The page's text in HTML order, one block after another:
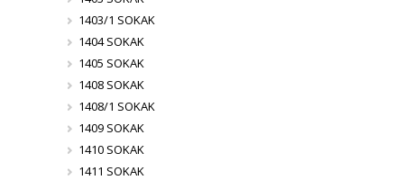
1403/1 SOKAK
1404 SOKAK
1405 SOKAK
1408 SOKAK
1408/1 SOKAK
1409 SOKAK
1410 SOKAK
1411 SOKAK